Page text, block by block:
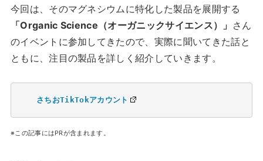
今回は、そのマグネシウムに特化した製品を展開する
「Organic Science（オーガニックサイエンス）」 さん
のイベントに参加してきたので、実際に聞いてきた話と
ともに、注目の製品を詳しく紹介していきます。
さちおTikTokアカウント
※この記事にはPRが含まれます。